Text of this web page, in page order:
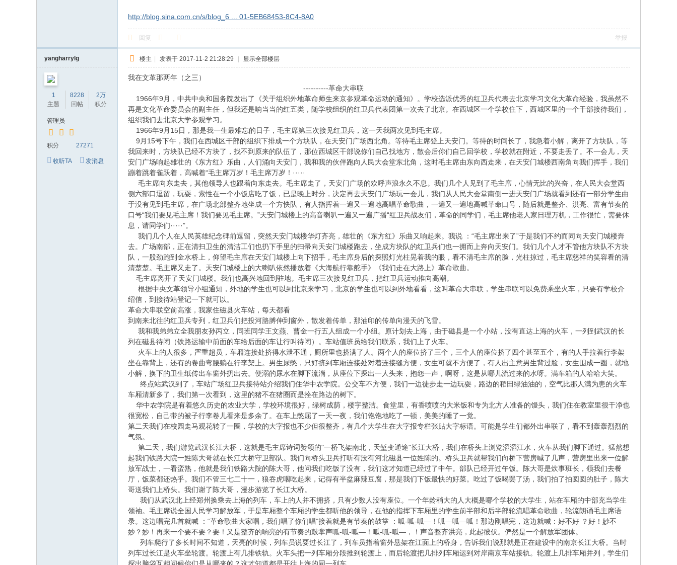
http://blog.sina.com.cn/s/blog_6 ... 01-5EB68453-8C4-8A0
回复 举报
yangharrylg
1
主题
8228
回帖
2万
积分
管理员
积分 27271
收听TA 发消息
楼主 | 发表于 2017-11-2 21:28:29 | 显示全部楼层
我在文革那两年（之三）
----------革命大串联
1966年9月，中共中央和国务院发出了《关于组织外地革命师生来京参观革命运动的通知》。学校选派优秀的红卫兵代表去北京学习文化大革命经验，我虽然不
再是文化革命委员会的副主任，但我还是响当当的红五类，随学校组织的红卫兵代表团第一次去了北京。在西城区一个学校住下，西城区里的一个干部接待我们，
组织我们去北京大学参观学习。
1966年9月15日，那是我一生最难忘的日子，毛主席第三次接见红卫兵，这一天我两次见到毛主席。
9月15号下午，我们在西城区干部的组织下排成一个方块队，在天安门广场西北角。等待毛主席登上天安门。等待的时间长了，我急着小解，离开了方块队，等
我回来时，方块队已经不方块了，找不到原来的队伍了，那位西城区干部说你们自己找地方，散会后你们自己回学校，学校就在附近，不要走丢了。不一会儿，天
安门广场响起雄壮的《东方红》乐曲，人们涌向天安门，我和我的伙伴跑向人民大会堂东北角，这时毛主席由东向西走来，在天安门城楼西南角向我们挥手，我们
蹦着跳着雀跃着，高喊着“毛主席万岁！毛主席万岁！·····
毛主席向东走去，其他领导人也跟着向东走去。毛主席走了，天安门广场的欢呼声浪永久不息。我们几个人见到了毛主席，心情无比的兴奋，在人民大会堂西
侧六部口逗留，玩耍，索性在一个小饭店吃了饭，已是晚上时分，决定再去天安门广场玩一会儿，我们从人民大会堂南侧一进天安门广场就看到还有一部分学生由
于没有见到毛主席，在广场北部整齐地坐成一个方快队，有人指挥着一遍又一遍地高唱革命歌曲，一遍又一遍地高喊革命口号，随后就是整齐、洪亮、富有节奏的
口号“我们要见毛主席！我们要见毛主席。”天安门城楼上的高音喇叭一遍又一遍广播“红卫兵战友们，革命的同学们，毛主席他老人家日理万机，工作很忙，需要休
息，请同学们·····”。
我们几个人在人民英雄纪念碑前逗留，突然天安门城楼华灯齐亮，雄壮的《东方红》乐曲又响起来。我说 ：“毛主席出来了”于是我们不约而同向天安门城楼奔
去。广场南部，正在清扫卫生的清洁工们也扔下手里的扫帚向天安门城楼跑去，坐成方块队的红卫兵们也一拥而上奔向天安门。我们几个人才不管他方块队不方块
队，一股劲跑到金水桥上，仰望毛主席在天安门城楼上向下招手，毛主席身后的探照灯光柱晃着我的眼，看不清毛主席的脸，光柱掠过，毛主席慈祥的笑容看的清
清楚楚。毛主席又走了。天安门城楼上的大喇叭依然播放着《大海航行靠舵手》《我们走在大路上》革命歌曲。
毛主席离开了天安门城楼。我们也高兴地回到驻地。毛主席三次接见红卫兵，把红卫兵运动推向高潮。
根据中央文革领导小组通知，外地的学生也可以到北京来学习，北京的学生也可以到外地看看，这叫革命大串联，学生串联可以免费乘坐火车，只要有学校介
绍信，到接待站登记一下就可以。
革命大串联空前高涨，我家住磁县火车站，每天都看
到南来北往的红卫兵专列，红卫兵们把投河胳膊伸到窗外，散发着传单，那油印的传单向漫天的飞雪。
我和我弟弟立全我朋友孙丙立，同班同学王文燕、曹金一行五人组成一个小组。原计划去上海，由于磁县是一个小站，没有直达上海的火车，一列到武汉的长
列在磁县待闭（铁路运输中前面的车给后面的车让行叫待闭）。车站值班员给我们联系，我们上了火车。
火车上的人很多，严重超员，车厢连接处挤得水泄不通，厕所里也挤满了人。两个人的座位挤了三个，三个人的座位挤了四个甚至五个，有的人手拉着行李架
坐在靠背上，还有的卷曲弯腰躺在行李架上。男生尿憋，只好挤到车厢连接处对着连接缝方便，女生可就不方便了，有人出主意男生背过脸，女生围成一圈，就地
小解，换下的卫生纸传出车窗外扔出去。便溺的尿水在脚下流淌，从座位下探出一人头来，抱怨一声，啊呀，这是从哪儿流过来的水呀。满车箱的人哈哈大笑。
终点站武汉到了，车站广场红卫兵接待站介绍我们住华中农学院。公交车不方便，我们一边徒步走一边玩耍，路边的稻田绿油油的，空气比那人满为患的火车
车厢清新多了，我们第一次看到，这里的猪不在猪圈而是拴在路边的树下。
华中农学院是有着悠久历史的农业大学，学校环境很好，绿树成荫，楼宇整洁。食堂里，有香喷喷的大米饭和专为北方人准备的馒头，我们住在教室里很干净也
很宽松，自己带的被子行李卷儿看来是多余了。在车上憋屈了一天一夜，我们饱饱地吃了一顿，美美的睡了一觉。
第二天我们在校园走马观花转了一圈，学校的大字报也不少但很整齐，有几个大学生在大字报专栏张贴大字标语。可能是学生们都外出串联了，看不到轰轰烈烈的
气氛。
第二天，我们游览武汉长江大桥，这就是毛主席诗词赞颂的"一桥飞架南北，天堑变通途"长江大桥，我们在桥头上浏览滔滔江水，火车从我们脚下通过。猛然想
起我们铁路大院一姓陈大哥就在长江大桥守卫部队。我们向桥头卫兵打听有没有河北磁县一位姓陈的。桥头卫兵就帮我们向桥下营房喊了几声，营房里出来一位解
放军战士，一看蛮熟，他就是我们铁路大院的陈大哥，他问我们吃饭了没有，我们这才知道已经过了中午。部队已经开过午饭。陈大哥是炊事班长，领我们去餐
厅，饭菜都还热乎。我们不管三七二十一，狼吞虎咽吃起来，记得有半盆麻辣豆腐，那是我们下饭最快的好菜。吃过了饭喝罢了汤，我们拍了拍圆圆的肚子，陈大
哥送我们上桥头。我们谢了陈大哥，漫步游览了长江大桥。
我们从武汉北上经郑州换乘去上海的列车，车上的人并不拥挤，只有少数人没有座位。一个年龄稍大的人大概是哪个学校的大学生，站在车厢的中部充当学生
领袖。毛主席说全国人民学习解放军，于是车厢整个车厢的学生都听他的领导，在他的指挥下车厢里的学生前半部和后半部轮流唱革命歌曲，轮流朗诵毛主席语
录。这边唱完几首就喊 ：“革命歌曲大家唱，我们唱了你们唱”接着就是有节奏的鼓掌 ：呱-呱-呱—！呱—呱—呱！那边刚唱完，这边就喊：好不好 ？好！妙不
妙？妙！再来一个要不要？要！又是整齐的响亮的有节奏的鼓掌声呱-呱-呱—！呱-呱-呱—，！声音整齐洪亮，此起彼伏。俨然是一个解放军团体。
列车爬行了多长时间不知道，天亮的时候，列车员说要过长江了，列车员指着窗外悬架在江面上的桥身，告诉我们说那就是正在建设中的南京长江大桥。当时
列车过长江是火车坐轮渡。轮渡上有几排铁轨。火车头把一列车厢分段推到轮渡上，而后轮渡把几排列车厢运到对岸南京车站接轨。轮渡上几排车厢并列，学生们